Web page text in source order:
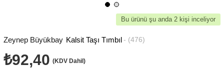
Bu ürünü şu anda 2 kişi inceliyor
Zeynep Büyükbay Kalsit Taşı Tımbıl (476)
₺92,40 (KDV Dahil)